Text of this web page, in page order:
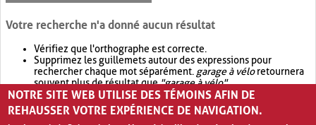
Votre recherche n'a donné aucun résultat
Vérifiez que l'orthographe est correcte.
Supprimez les guillemets autour des expressions pour
rechercher chaque mot séparément. garage à véloretournera
souvent plus de résultat que"garage à vélo".
Envisagez d'élargir votre recherche avec OR.garage OR vélo
retournera souvent plus de résultat quegarage à vélo
NOTRE SITE WEB UTILISE DES TÉMOINS AFIN DE
REHAUSSER VOTRE EXPÉRIENCE DE NAVIGATION.